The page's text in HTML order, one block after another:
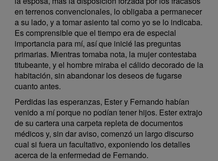
en terrenos convencionales, lo obligaba a permanecer
a su lado, y a tomar asiento tal como yo se lo indicaba.
Es comprensible que el tiempo era de especial
importancia para mí, así que inicié las preguntas
primarias. Mientras tomaba nota, la mujer contestaba
titubeante, y el hombre miraba el cálido decorado de la
habitación, sin abandonar los deseos de fugarse
cuanto antes.
Perdidas las esperanzas, Ester y Fernando habían
venido a mí porque no podían tener hijos. Ester extrajo
de su cartera una carpeta repleta de documentos
médicos y, sin dar aviso, comenzó un largo discurso
cual si fuera un facultativo, exponiendo los detalles
acerca de la enfermedad de Fernando.